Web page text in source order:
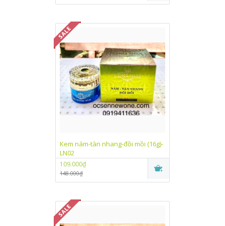
Kem nám-tàn nhang-đồi mồi (16g)-
LN02
109.000₫
148.000₫